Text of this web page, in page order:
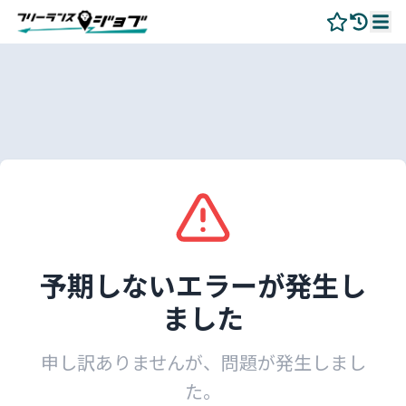
予期しないエラーが発生し
ました
申し訳ありませんが、問題が発生しまし
た。